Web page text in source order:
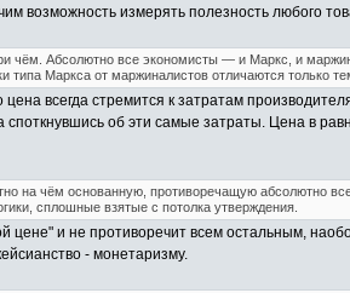
возможность измерять полезность любого
чём. Абсолютно все экономисты — и Маркс, и
типа Маркса от маржиналистов отличаются только
цена всегда стремится к затратам
споткнувшись об эти самые затраты. Цена в
на чём основанную, противоречащую абсолютно
сплошные взятые с потолка утверждения.
и не противоречит всем остальным,
- монетаризму.